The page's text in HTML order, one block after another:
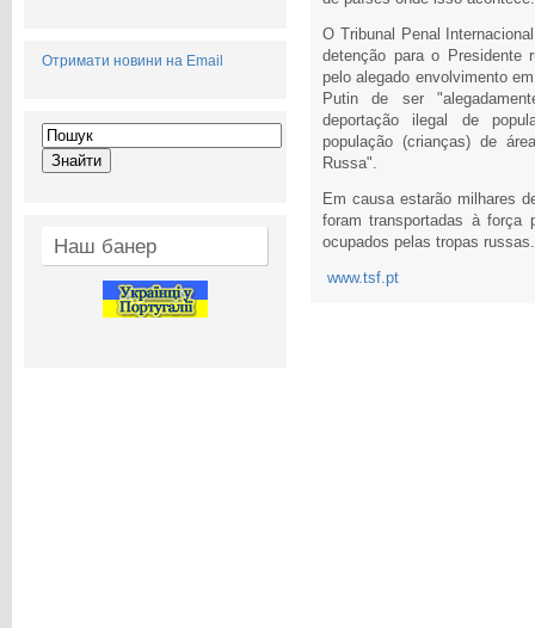
Отримати новини на Email
Наш банер
O Tribunal Penal
detenção para o Presidente
pelo alegado envolvimento
Putin de ser
deportação ilegal de
população (crianças) de
Russa".
Em causa estarão milhares
foram transportadas à força
ocupados pelas tropas russas.
www.tsf.pt